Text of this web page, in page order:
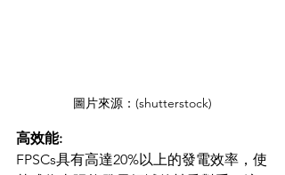
圖片來源：(shutterstock)
高效能:
FPSCs具有高達20%以上的發電效率，使